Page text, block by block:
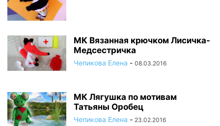
МК Вязанная крючком Лисичка-
Медсестричка
Чепикова Елена - 08.03.2016
МК Лягушка по мотивам
Татьяны Оробец
Чепикова Елена - 23.02.2016